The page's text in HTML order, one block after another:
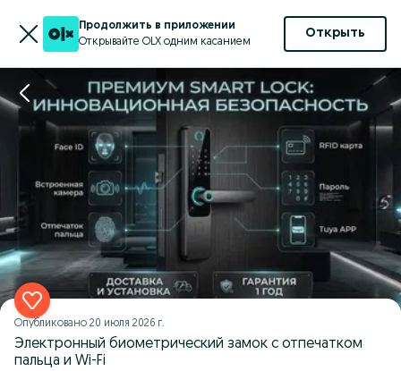
Продолжить в приложении
Открывайте OLX одним касанием
Открыть
Опубликовано 20 июля 2026 г.
Электронный биометрический замок с отпечатком
пальца и Wi-Fi